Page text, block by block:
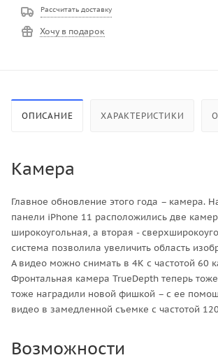
Рассчитать доставку
Хочу в подарок
ОПИСАНИЕ ХАРАКТЕРИСТИКИ
Камера
Главное обновление этого года – камера.
панели iPhone 11 расположились две
широкоугольная, а вторая -
система позволила увеличить область
А видео можно снимать в 4К с частотой 60
Фронтальная камера TrueDepth теперь
тоже наградили новой фишкой – с ее
видео в замедленной съемке с частотой
Возможности